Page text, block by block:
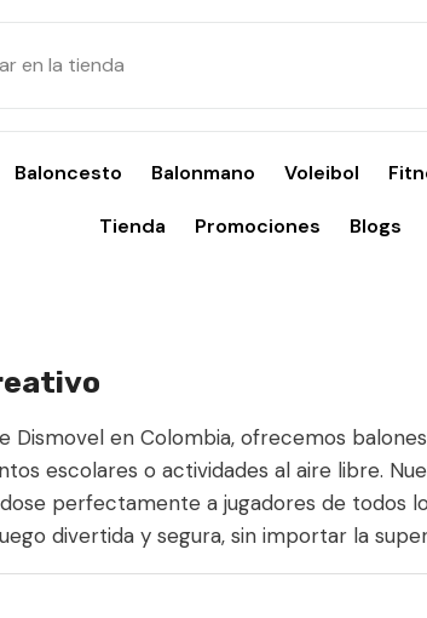
Baloncesto Balonmano Voleibol
Tienda Promociones Blogs
Dismovel en Colombia, ofrecemos
escolares o actividades al aire libre.
perfectamente a jugadores de todos
divertida y segura, sin importar la